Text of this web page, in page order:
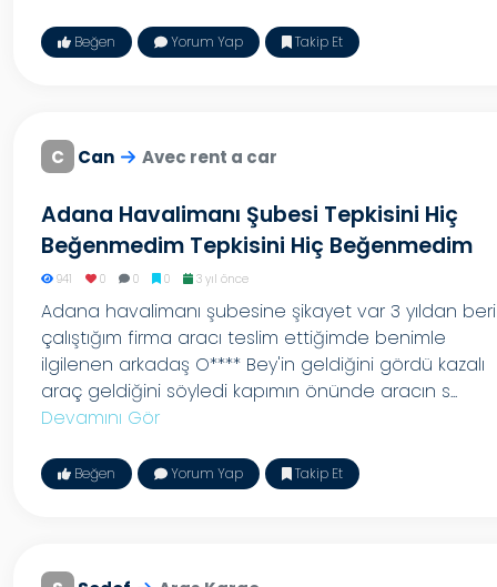
Beğen Yorum Yap Takip Et
C Can Avec rent a car
Adana Havalimanı Şubesi Tepkisini Hiç
Beğenmedim Tepkisini Hiç Beğenmedim
941 0 0 0 3 yıl önce
Adana havalimanı şubesine şikayet var 3 yıldan beri
çalıştığım firma aracı teslim ettiğimde benimle
ilgilenen arkadaş O**** Bey'in geldiğini gördü kazalı
araç geldiğini söyledi kapımın önünde aracın s...
Devamını Gör
Beğen Yorum Yap Takip Et